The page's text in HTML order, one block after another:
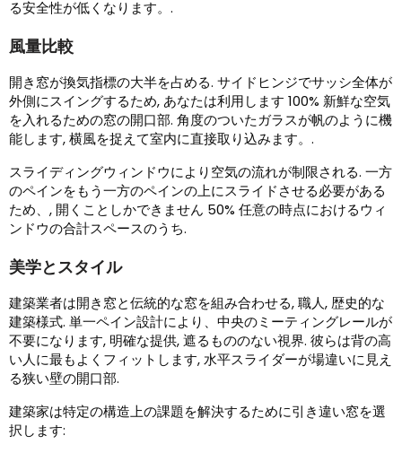
る安全性が低くなります。.
風量比較
開き窓が換気指標の大半を占める. サイドヒンジでサッシ全体が
外側にスイングするため, あなたは利用します 100% 新鮮な空気
を入れるための窓の開口部. 角度のついたガラスが帆のように機
能します, 横風を捉えて室内に直接取り込みます。.
スライディングウィンドウにより空気の流れが制限される. 一方
のペインをもう一方のペインの上にスライドさせる必要がある
ため、, 開くことしかできません 50% 任意の時点におけるウィ
ンドウの合計スペースのうち.
美学とスタイル
建築業者は開き窓と伝統的な窓を組み合わせる, 職人, 歴史的な
建築様式. 単一ペイン設計により、中央のミーティングレールが
不要になります, 明確な提供, 遮るもののない視界. 彼らは背の高
い人に最もよくフィットします, 水平スライダーが場違いに見え
る狭い壁の開口部.
建築家は特定の構造上の課題を解決するために引き違い窓を選
択します: